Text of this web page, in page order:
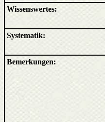
Wissenswertes:
Systematik:
Bemerkungen: